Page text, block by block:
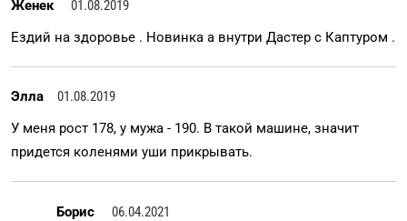
Женек
01.08.2019
Ездий на здоровье . Новинка а внутри Дастер с Каптуром .
Элла
01.08.2019
У меня рост 178, у мужа - 190. В такой машине, значит
придется коленями уши прикрывать.
Борис
06.04.2021